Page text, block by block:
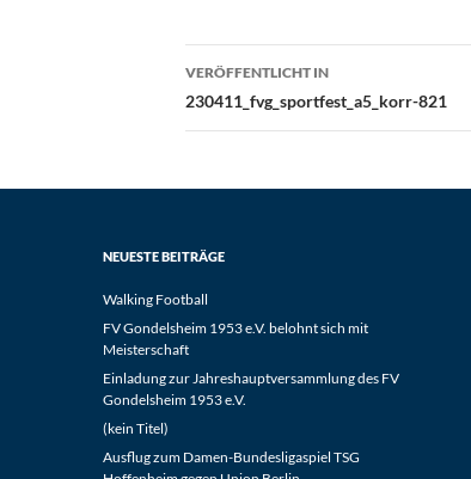
Beitragsnavigation
VERÖFFENTLICHT IN
230411_fvg_sportfest_a5_korr-821
NEUESTE BEITRÄGE
Walking Football
FV Gondelsheim 1953 e.V. belohnt sich mit
Meisterschaft
Einladung zur Jahreshauptversammlung des FV
Gondelsheim 1953 e.V.
(kein Titel)
Ausflug zum Damen-Bundesligaspiel TSG